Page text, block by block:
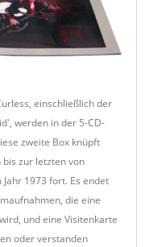
einschließlich der
werden in der 5-CD-
zweite Box knüpft
zur letzten von
1973 fort. Es endet
die eine
und eine Visitenkarte
oder verstanden